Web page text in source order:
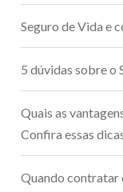
Seguro de Vida e
5 dúvidas sobre o
Quais as
Confira essas
Quando contratar